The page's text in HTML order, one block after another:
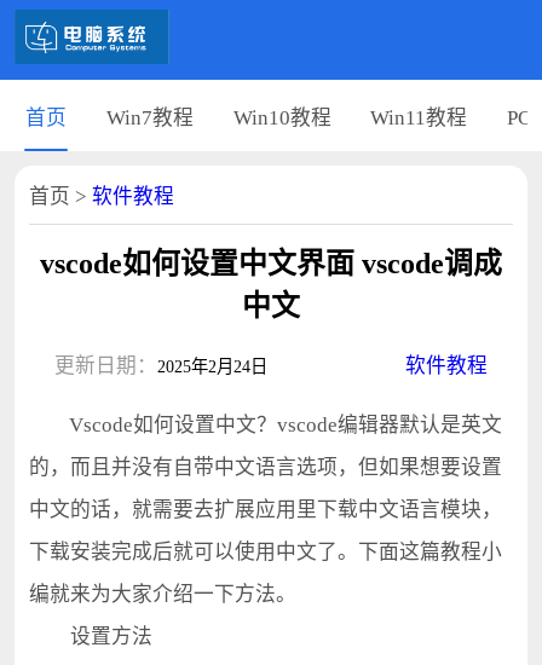
首页 Win7教程 Win10教程 Win11教程 PC
首页 > 软件教程
vscode如何设置中文界面 vscode调成
中文
更新日期： 2025年2月24日 软件教程
Vscode如何设置中文？vscode编辑器默认是英文
的，而且并没有自带中文语言选项，但如果想要设置
中文的话，就需要去扩展应用里下载中文语言模块，
下载安装完成后就可以使用中文了。下面这篇教程小
编就来为大家介绍一下方法。
设置方法